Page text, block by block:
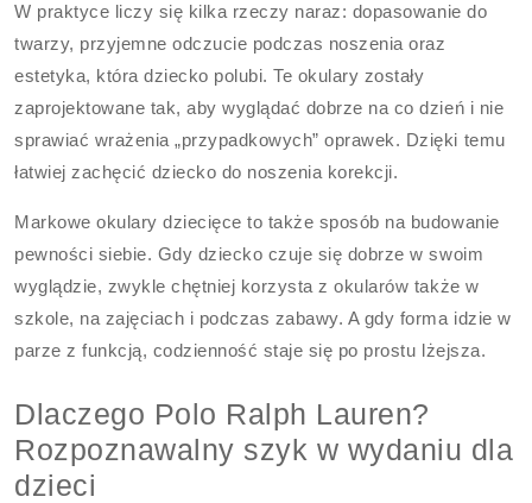
W praktyce liczy się kilka rzeczy naraz: dopasowanie do
twarzy, przyjemne odczucie podczas noszenia oraz
estetyka, która dziecko polubi. Te okulary zostały
zaprojektowane tak, aby wyglądać dobrze na co dzień i nie
sprawiać wrażenia „przypadkowych” oprawek. Dzięki temu
łatwiej zachęcić dziecko do noszenia korekcji.
Markowe okulary dziecięce to także sposób na budowanie
pewności siebie. Gdy dziecko czuje się dobrze w swoim
wyglądzie, zwykle chętniej korzysta z okularów także w
szkole, na zajęciach i podczas zabawy. A gdy forma idzie w
parze z funkcją, codzienność staje się po prostu lżejsza.
Dlaczego Polo Ralph Lauren?
Rozpoznawalny szyk w wydaniu dla
dzieci